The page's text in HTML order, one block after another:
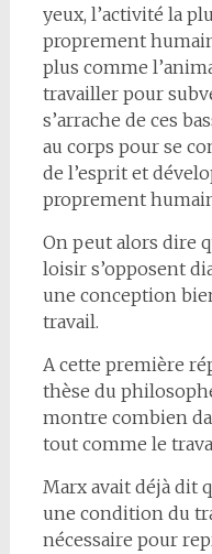
yeux, l’activité la
proprement
plus comme
travailler pour
s’arrache de ces
au corps pour se
de l’esprit et
proprement
On peut alors dire
loisir s’opposent
une conception
travail.
A cette première
thèse du
montre combien
tout comme le
Marx avait déjà dit
une condition du
nécessaire pour